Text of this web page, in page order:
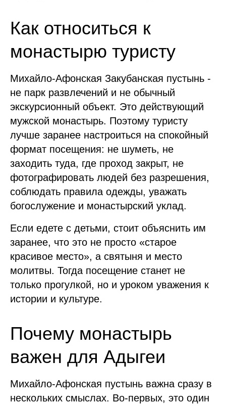
Как относиться к
монастырю туристу
Михайло-Афонская Закубанская пустынь -
не парк развлечений и не обычный
экскурсионный объект. Это действующий
мужской монастырь. Поэтому туристу
лучше заранее настроиться на спокойный
формат посещения: не шуметь, не
заходить туда, где проход закрыт, не
фотографировать людей без разрешения,
соблюдать правила одежды, уважать
богослужение и монастырский уклад.
Если едете с детьми, стоит объяснить им
заранее, что это не просто «старое
красивое место», а святыня и место
молитвы. Тогда посещение станет не
только прогулкой, но и уроком уважения к
истории и культуре.
Почему монастырь
важен для Адыгеи
Михайло-Афонская пустынь важна сразу в
нескольких смыслах. Во-первых, это один